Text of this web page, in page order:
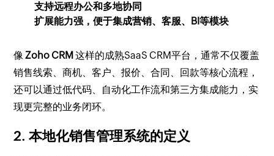
支持远程办公和多地协同
扩展能力强，便于集成营销、客服、BI等模块
像Zoho CRM 这样的成熟SaaS CRM平台，通常不仅覆盖
销售线索、商机、客户、报价、合同、回款等核心流程，
还可以通过低代码、自动化工作流和第三方集成能力，实
现更完整的业务闭环。
2. 本地化销售管理系统的定义